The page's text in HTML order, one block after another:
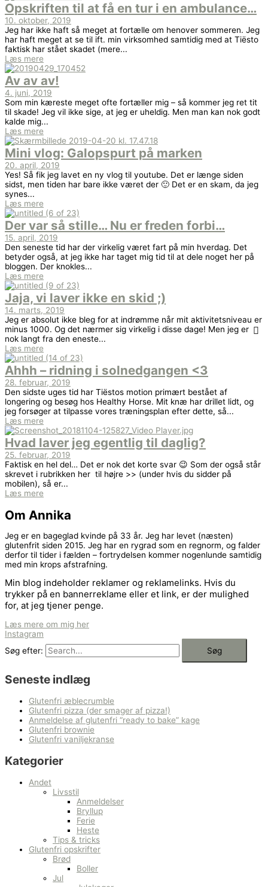
Opskriften til at få en tur i en ambulance…
10. oktober, 2019
Jeg har ikke haft så meget at fortælle om henover sommeren. Jeg
har haft meget at se til ift. min virksomhed samtidig med at Tiësto
faktisk har stået skadet (mere...
Læs mere
Av av av!
4. juni, 2019
Som min kæreste meget ofte fortæller mig – så kommer jeg ret tit
til skade! Jeg vil ikke sige, at jeg er uheldig. Men man kan nok godt
kalde mig...
Læs mere
Mini vlog: Galopspurt på marken
20. april, 2019
Yes! Så fik jeg lavet en ny vlog til youtube. Det er længe siden
sidst, men tiden har bare ikke været der 🙂 Det er en skam, da jeg
synes...
Læs mere
Der var så stille… Nu er freden forbi…
15. april, 2019
Den seneste tid har der virkelig været fart på min hverdag. Det
betyder også, at jeg ikke har taget mig tid til at dele noget her på
bloggen. Der knokles...
Læs mere
Jaja, vi laver ikke en skid ;)
14. marts, 2019
Jeg er absolut ikke bleg for at indrømme når mit aktivitetsniveau er
minus 1000. Og det nærmer sig virkelig i disse dage! Men jeg er
nok langt fra den eneste...
Læs mere
Ahhh – ridning i solnedgangen <3
28. februar, 2019
Den sidste uges tid har Tiëstos motion primært bestået af
longering og besøg hos Healthy Horse. Mit knæ har drillet lidt, og
jeg forsøger at tilpasse vores træningsplan efter dette, så...
Læs mere
Hvad laver jeg egentlig til daglig?
25. februar, 2019
Faktisk en hel del… Det er nok det korte svar 😉 Som der også står
skrevet i rubrikken her til højre >> (under hvis du sidder på
mobilen), så er...
Læs mere
Om Annika
Jeg er en bageglad kvinde på 33 år. Jeg har levet (næsten)
glutenfrit siden 2015. Jeg har en rygrad som en regnorm, og falder
derfor til tider i fælden – fortrydelsen kommer nogenlunde samtidig
med min krops afstrafning.
Min blog indeholder reklamer og reklamelinks. Hvis du
trykker på en bannerreklame eller et link, er der mulighed
for, at jeg tjener penge.
Læs mere om mig her
Instagram
Søg efter:
Seneste indlæg
Glutenfri æblecrumble
Glutenfri pizza (der smager af pizza!)
Anmeldelse af glutenfri “ready to bake” kage
Glutenfri brownie
Glutenfri vaniljekranse
Kategorier
Andet
Livsstil
Anmeldelser
Bryllup
Ferie
Heste
Tips & tricks
Glutenfri opskrifter
Brød
Boller
Jul